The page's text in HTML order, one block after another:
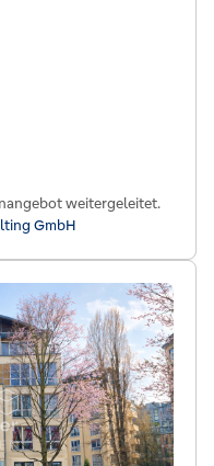
weitergeleitet.
GmbH